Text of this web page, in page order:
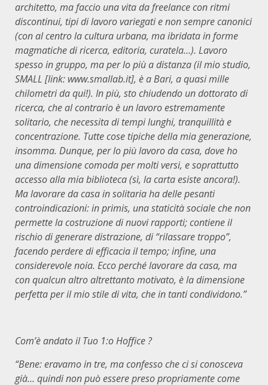
architetto, ma faccio una vita da freelance con ritmi
discontinui, tipi di lavoro variegati e non sempre canonici
(con al centro la cultura urbana, ma ibridata in forme
magmatiche di ricerca, editoria, curatela…). Lavoro
spesso in gruppo, ma per lo più a distanza (il mio studio,
SMALL [link: www.smallab.it], è a Bari, a quasi mille
chilometri da qui!). In più, sto chiudendo un dottorato di
ricerca, che al contrario è un lavoro estremamente
solitario, che necessita di tempi lunghi, tranquillità e
concentrazione. Tutte cose tipiche della mia generazione,
insomma. Dunque, per lo più lavoro da casa, dove ho
una dimensione comoda per molti versi, e soprattutto
accesso alla mia biblioteca (sì, la carta esiste ancora!).
Ma lavorare da casa in solitaria ha delle pesanti
controindicazioni: in primis, una staticità sociale che non
permette la costruzione di nuovi rapporti; contiene il
rischio di generare distrazione, di “rilassare troppo”,
facendo perdere di efficacia il tempo; infine, una
considerevole noia. Ecco perché lavorare da casa, ma
con qualcun altro altrettanto motivato, è la dimensione
perfetta per il mio stile di vita, che in tanti condividono.”
Com’è andato il Tuo 1:o Hoffice ?
“Bene: eravamo in tre, ma confesso che ci si conosceva
già… quindi non può essere preso propriamente come